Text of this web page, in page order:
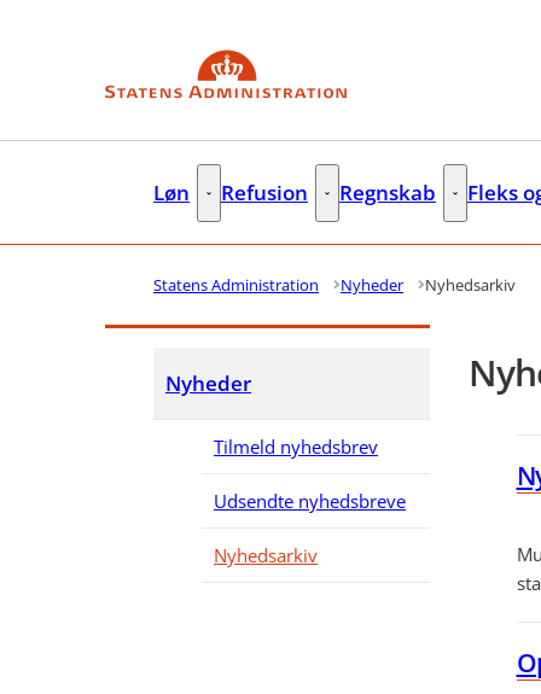
Løn Løn - Flere links
Refusion Refusion - Flere links
Regnskab Regnskab -
Fleks
Statens Administration Nyheder Nyhedsarkiv
Nyheder
Tilmeld nyhedsbrev
Udsendte nyhedsbreve
Nyhedsarkiv